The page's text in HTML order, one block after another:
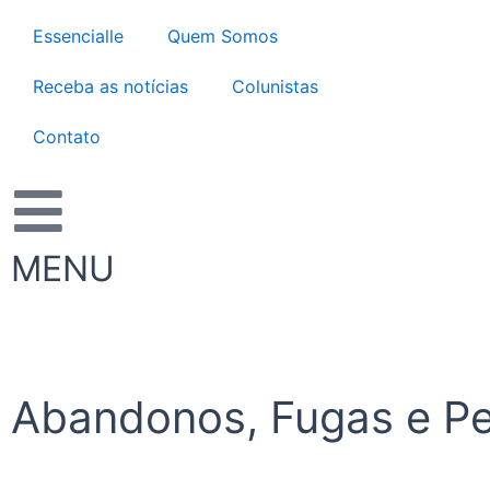
para
conteúdo
Essencialle Quem Somos
Receba as notícias Colunistas
Contato
MENU
Abandonos, Fugas e